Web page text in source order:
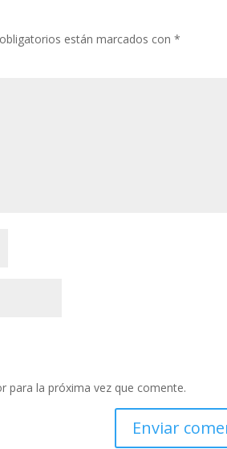
están marcados con*
para la próxima vez que comente.